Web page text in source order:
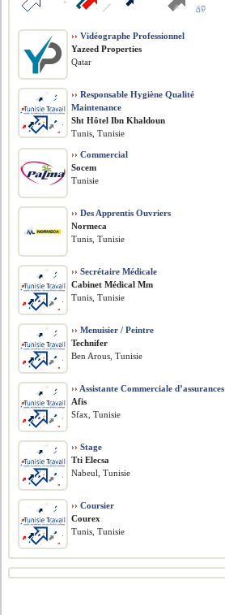
›› Vidéographe Professionnel
Yazeed Properties
Qatar
›› Responsable Hygiène Qualité
Maintenance
Sht Hôtel Ibn Khaldoun
Tunis, Tunisie
›› Commercial
Socem
Tunisie
›› Des Apprentis Ouvriers
Normeca
Tunis, Tunisie
›› Secrétaire Médicale
Cabinet Médical Mm
Tunis, Tunisie
›› Menuisier / Peintre
Technifer
Ben Arous, Tunisie
›› Assistante Commerciale d’assurances
Afis
Sfax, Tunisie
›› Stage
Tti Elecsa
Nabeul, Tunisie
›› Coursier
Courex
Tunis, Tunisie